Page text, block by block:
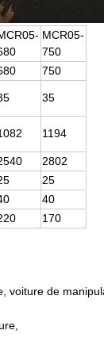
MCR05-
750
750
35
1194
2802
25
40
170
voiture de